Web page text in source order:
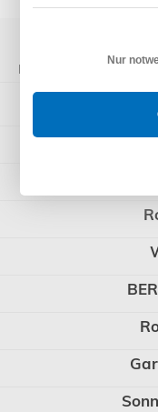
Kategorien
Nur